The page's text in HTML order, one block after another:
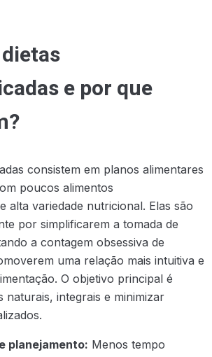
e por que
consistem em planos alimentares
poucos alimentos
alta variedade nutricional. Elas são
por simplificarem a tomada de
a contagem obsessiva de
uma relação mais intuitiva e
O objetivo principal é
naturais, integrais e minimizar
planejamento: Menos tempo